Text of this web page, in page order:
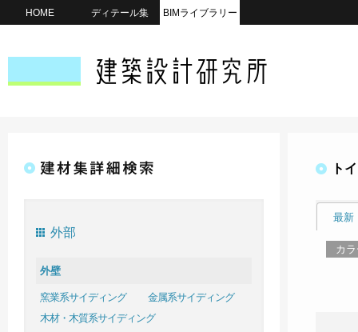
HOME ディテール集 BIMライブラリー
外部
外壁
窯業系サイディング
金属系サイディング
木材・木質系サイディング
ト
最新
カ